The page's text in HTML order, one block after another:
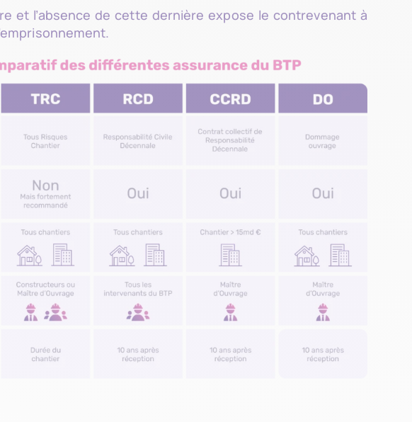
et l’absence de cette dernière expose le contrevenant à